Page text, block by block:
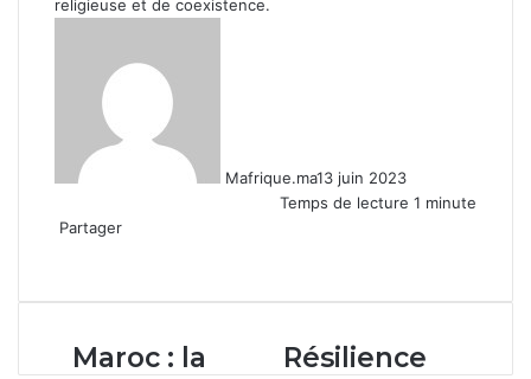
religieuse et de coexistence.
Mafrique.ma13 juin 2023
Temps de lecture 1 minute
Partager
email
Maroc :
laMaroc : la
Résilience
climatique
Résilience